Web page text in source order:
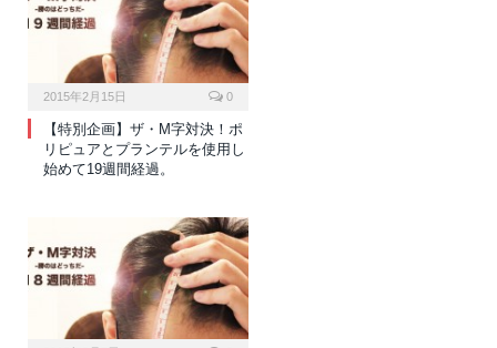
2015年2月15日 0
【特別企画】ザ・M字対決！ポ
リピュアとプランテルを使用し
始めて19週間経過。